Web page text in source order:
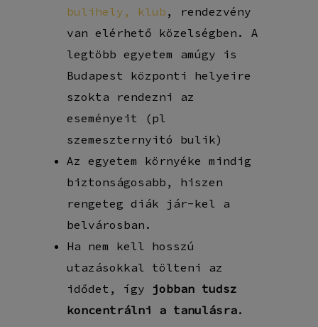
bulihely, klub , rendezvény
van elérhető közelségben. A
legtöbb egyetem amúgy is
Budapest központi helyeire
szokta rendezni az
eseményeit (pl
szemeszternyitó bulik)
Az egyetem környéke mindig
biztonságosabb, hiszen
rengeteg diák jár-kel a
belvárosban.
Ha nem kell hosszú
utazásokkal tölteni az
idődet, így jobban tudsz
koncentrálni a tanulásra.